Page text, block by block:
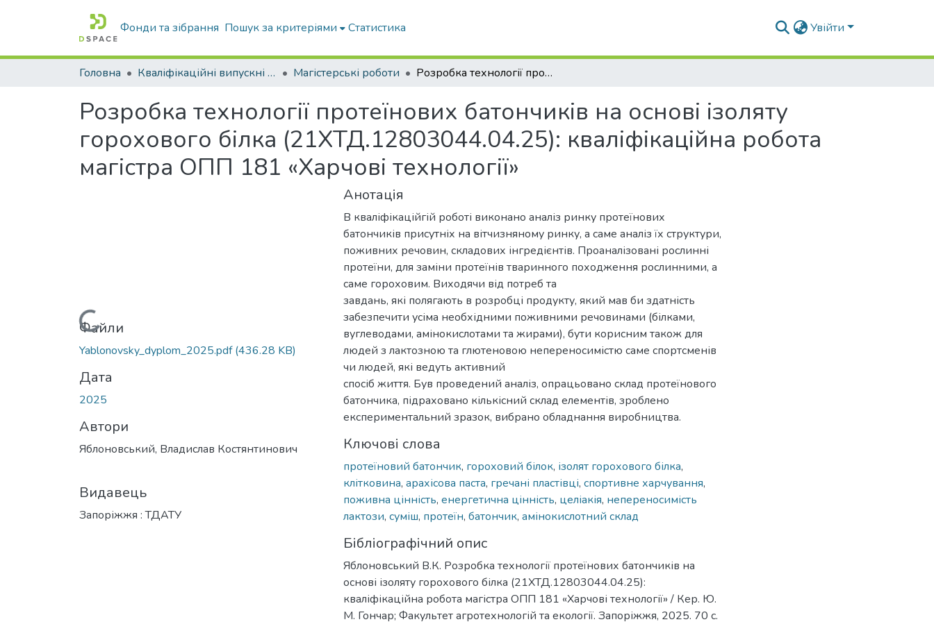
Фонди та зібрання Пошук за критеріями Статистика Увійти
Головна Кваліфікаційні випускні роботи бакалаврів і магістрів Магістерські роботи Розробка технології протеїнових батончиків на основі ізоляту горохового білка (21ХТД.12803044.04.25): кваліфікаційна робота магістра ОПП 181 «Харчові технології»
Розробка технології протеїнових батончиків на основі ізоляту
горохового білка (21ХТД.12803044.04.25): кваліфікаційна робота
магістра ОПП 181 «Харчові технології»
Вантажиться...
Файли
Yablonovsky_dyplom_2025.pdf(436.28 KB)
Дата
2025
Автори
Яблоновський, Владислав Костянтинович
Видавець
Запоріжжя : ТДАТУ
Анотація
В кваліфікаційгій роботі виконано аналіз ринку протеїнових
батончиків присутніх на вітчизняному ринку, а саме аналіз їх структури,
поживних речовин, складових інгредієнтів. Проаналізовані рослинні
протеїни, для заміни протеїнів тваринного походження рослинними, а
саме гороховим. Виходячи від потреб та
завдань, які полягають в розробці продукту, який мав би здатність
забезпечити усіма необхідними поживними речовинами (білками,
вуглеводами, амінокислотами та жирами), бути корисним також для
людей з лактозною та глютеновою непереносимістю саме спортсменів
чи людей, які ведуть активний
спосіб життя. Був проведений аналіз, опрацьовано склад протеїнового
батончика, підраховано кількісний склад елементів, зроблено
експериментальний зразок, вибрано обладнання виробництва.
Ключові слова
протеїновий батончик, гороховий білок, ізолят горохового білка,
клітковина, арахісова паста, гречані пластівці, спортивне харчування,
поживна цінність, енергетична цінність, целіакія, непереносимість
лактози, суміш, протеїн, батончик, амінокислотний склад
Бібліографічний опис
Яблоновський В.К. Розробка технології протеїнових батончиків на
основі ізоляту горохового білка (21ХТД.12803044.04.25):
кваліфікаційна робота магістра ОПП 181 «Харчові технології» / Кер. Ю.
М. Гончар; Факультет агротехнологій та екології. Запоріжжя, 2025. 70 с.